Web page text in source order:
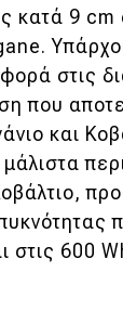
κατά 9 cm
στις
που
και
στις 600